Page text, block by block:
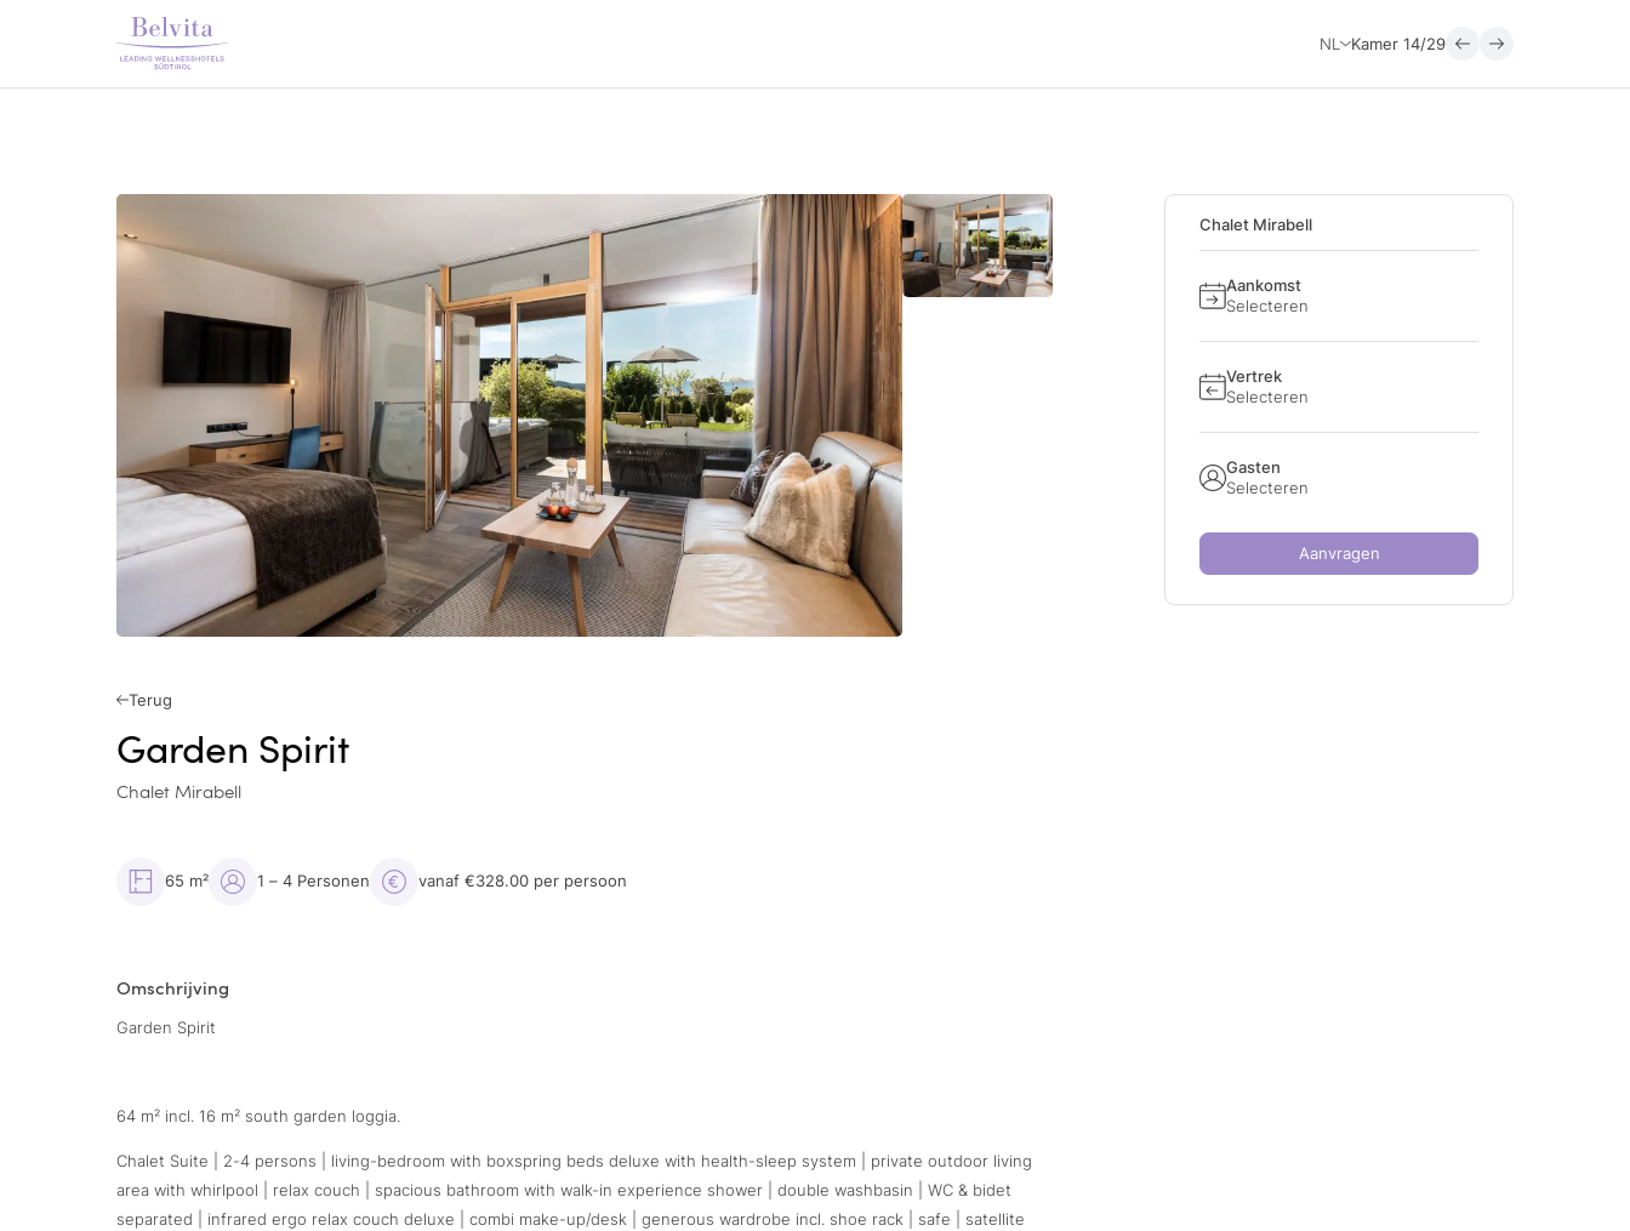
NL Kamer 14/29
Terug
Garden Spirit
Chalet Mirabell
65 m² 1 – 4 Personen vanaf €328.00 per persoon
Omschrijving
Garden Spirit
64 m² incl. 16 m² south garden loggia.
Chalet Suite | 2-4 persons | living-bedroom with boxspring beds deluxe with health-sleep system | private outdoor living
area with whirlpool | relax couch | spacious bathroom with walk-in experience shower | double washbasin | WC & bidet
separated | infrared ergo relax couch deluxe | combi make-up/desk | generous wardrobe incl. shoe rack | safe | satellite
Chalet Mirabell
Aankomst
Selecteren
Vertrek
Selecteren
Gasten
Selecteren
Aanvragen